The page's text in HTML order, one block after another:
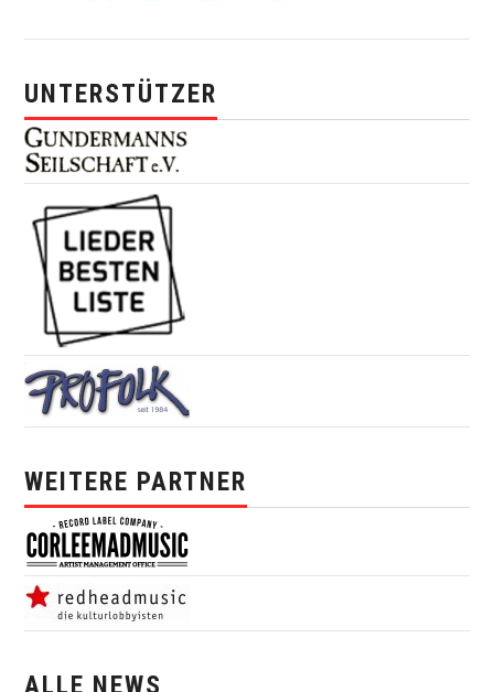
UNTERSTÜTZER
WEITERE PARTNER
ALLE NEWS